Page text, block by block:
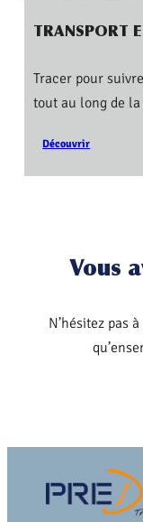
TRANSPORT
Tracer pour
tout au long de
Découvrir
Vous
N’hésitez pas